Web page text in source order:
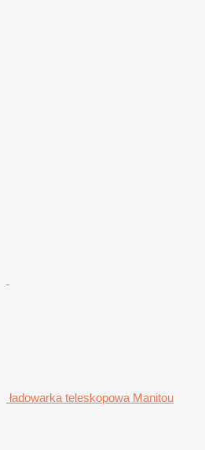
ładowarka teleskopowa Manitou